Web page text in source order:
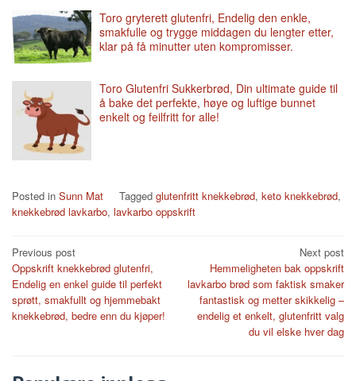
Toro gryterett glutenfri, Endelig den enkle,
smakfulle og trygge middagen du lengter etter,
klar på få minutter uten kompromisser.
Toro Glutenfri Sukkerbrød, Din ultimate guide til
å bake det perfekte, høye og luftige bunnet
enkelt og feilfritt for alle!
Posted in Sunn Mat Tagged glutenfritt knekkebrød, keto knekkebrød,
knekkebrød lavkarbo, lavkarbo oppskrift
Post
navigation
Previous post
Oppskrift knekkebrød glutenfri,
Endelig en enkel guide til perfekt
sprøtt, smakfullt og hjemmebakt
knekkebrød, bedre enn du kjøper!
Next post
Hemmeligheten bak oppskrift
lavkarbo brød som faktisk smaker
fantastisk og metter skikkelig –
endelig et enkelt, glutenfritt valg
du vil elske hver dag